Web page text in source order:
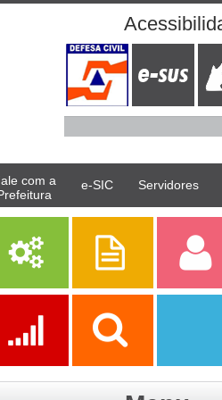
com a
e-SIC Servidores
Serviços Publicações Servidor